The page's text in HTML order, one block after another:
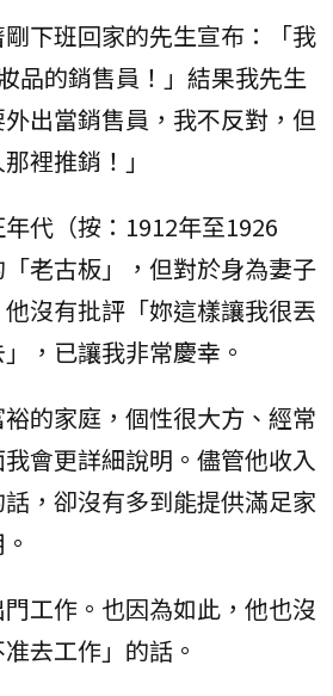
下班回家的先生宣布：「我
品的銷售員！」結果我先生
出當銷售員，我不反對，但
裡推銷！」
代（按：1912年至1926
老古板」，但對於身為妻子
沒有批評「妳這樣讓我很丟
，已讓我非常慶幸。
的家庭，個性很大方、經常
會更詳細說明。儘管他收入
，卻沒有多到能提供滿足家
工作。也因為如此，他也沒
去工作」的話。